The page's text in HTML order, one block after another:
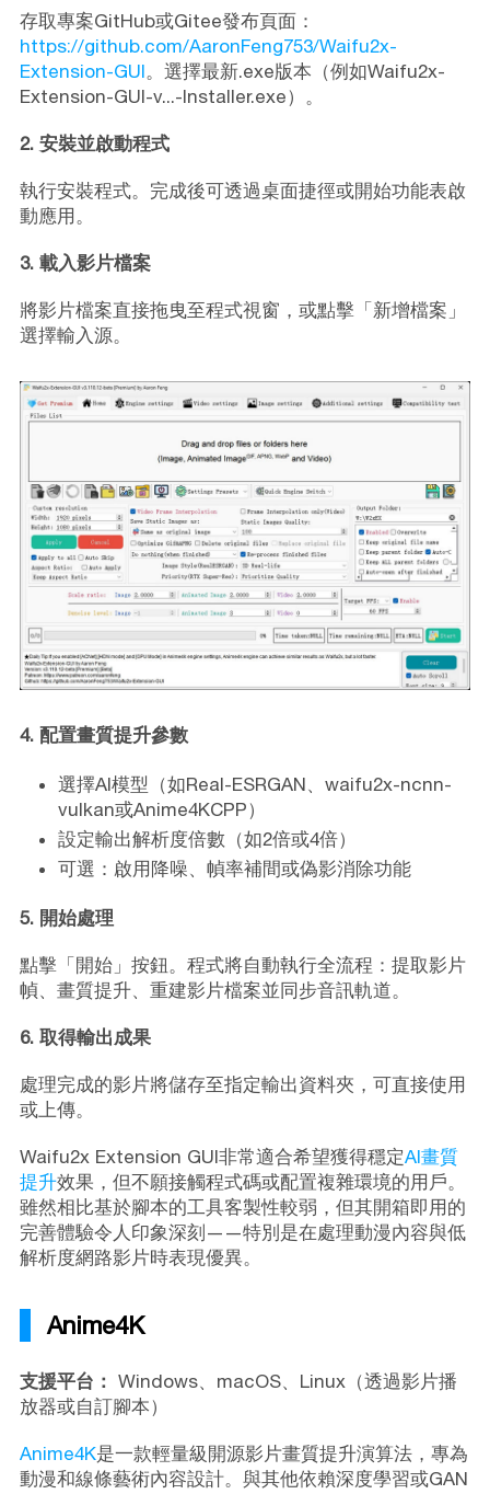
存取專案GitHub或Gitee發布頁面：
https://github.com/AaronFeng753/Waifu2x-
Extension-GUI。選擇最新.exe版本（例如Waifu2x-
Extension-GUI-v...-Installer.exe）。
2. 安裝並啟動程式
執行安裝程式。完成後可透過桌面捷徑或開始功能表啟
動應用。
3. 載入影片檔案
將影片檔案直接拖曳至程式視窗，或點擊「新增檔案」
選擇輸入源。
4. 配置畫質提升參數
選擇AI模型（如Real-ESRGAN、waifu2x-ncnn-
vulkan或Anime4KCPP）
設定輸出解析度倍數（如2倍或4倍）
可選：啟用降噪、幀率補間或偽影消除功能
5. 開始處理
點擊「開始」按鈕。程式將自動執行全流程：提取影片
幀、畫質提升、重建影片檔案並同步音訊軌道。
6. 取得輸出成果
處理完成的影片將儲存至指定輸出資料夾，可直接使用
或上傳。
Waifu2x Extension GUI非常適合希望獲得穩定AI畫質
提升效果，但不願接觸程式碼或配置複雜環境的用戶。
雖然相比基於腳本的工具客製性較弱，但其開箱即用的
完善體驗令人印象深刻——特別是在處理動漫內容與低
解析度網路影片時表現優異。
Anime4K
支援平台： Windows、macOS、Linux（透過影片播
放器或自訂腳本）
Anime4K是一款輕量級開源影片畫質提升演算法，專為
動漫和線條藝術內容設計。與其他依賴深度學習或GAN